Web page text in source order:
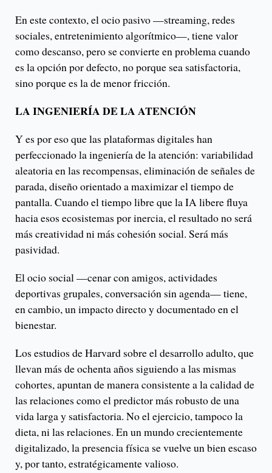
En este contexto, el ocio pasivo —streaming, redes
sociales, entretenimiento algorítmico—, tiene valor
como descanso, pero se convierte en problema cuando
es la opción por defecto, no porque sea satisfactoria,
sino porque es la de menor fricción.
LA INGENIERÍA DE LA ATENCIÓN
Y es por eso que las plataformas digitales han
perfeccionado la ingeniería de la atención: variabilidad
aleatoria en las recompensas, eliminación de señales de
parada, diseño orientado a maximizar el tiempo de
pantalla. Cuando el tiempo libre que la IA libere fluya
hacia esos ecosistemas por inercia, el resultado no será
más creatividad ni más cohesión social. Será más
pasividad.
El ocio social —cenar con amigos, actividades
deportivas grupales, conversación sin agenda— tiene,
en cambio, un impacto directo y documentado en el
bienestar.
Los estudios de Harvard sobre el desarrollo adulto, que
llevan más de ochenta años siguiendo a las mismas
cohortes, apuntan de manera consistente a la calidad de
las relaciones como el predictor más robusto de una
vida larga y satisfactoria. No el ejercicio, tampoco la
dieta, ni las relaciones. En un mundo crecientemente
digitalizado, la presencia física se vuelve un bien escaso
y, por tanto, estratégicamente valioso.